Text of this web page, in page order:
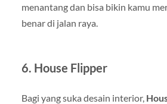
menantang dan bisa bikin kamu
benar di jalan raya.
6. House Flipper
Bagi yang suka desain interior,